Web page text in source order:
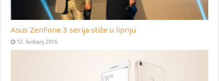
Asus ZenFone 3 serija stiže u lipnju
12. Svibanj 2016